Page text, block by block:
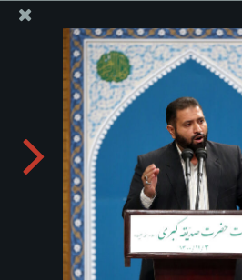
สำนักงานของผู้นำสูงสุด เซย์เย
บรรดานักขับลำนำอะฮ์ลุลบัยต์ เข้
ปฏิวัติอิสลาม